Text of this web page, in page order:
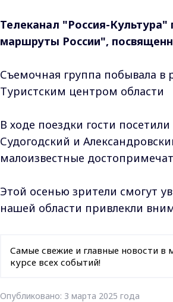
Телеканал "Россия-
маршруты России",
Съемочная группа побывала в
Туристским центром области
В ходе поездки гости
Судогодский и
малоизвестные
Этой осенью зрители смогут
нашей области привлекли
Самые свежие и главные новости в
курсе всех событий!
Опубликовано: 3 марта 2025 года